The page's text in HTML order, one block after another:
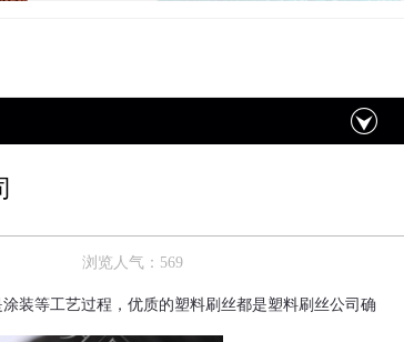
浏览人气： 569
装等工艺过程，优质的塑料刷丝都是塑料刷丝公司确